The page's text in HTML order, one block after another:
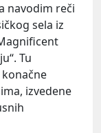
navodim reči
sela iz
Tu
izvedene